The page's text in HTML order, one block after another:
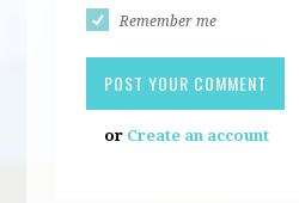
Remember me
or Create an account